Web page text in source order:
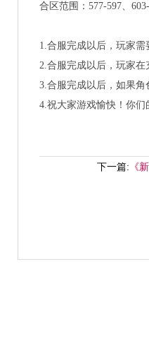
合区范围：577-597、
1.合服完成以后，玩家
2.合服完成以后，玩家
3.合服完成以后，如果
4.祝大家游戏愉快！你们
下一篇: 《